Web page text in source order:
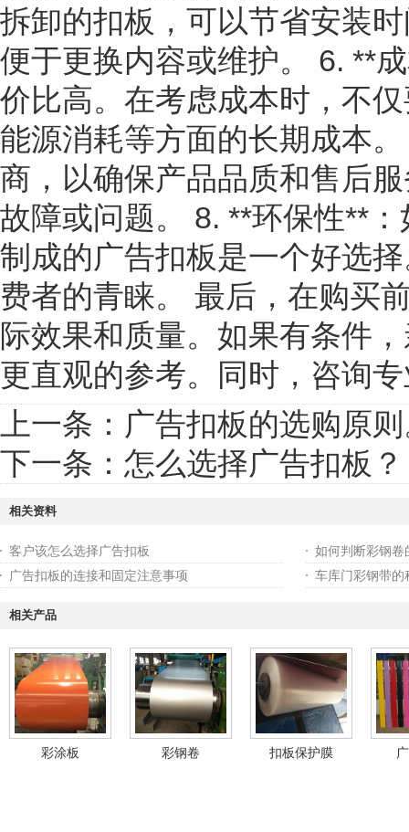
拆卸的扣板，可以节省安装
便于更换内容或维护。 6. **
价比高。在考虑成本时，不
能源消耗等方面的长期成本
商，以确保产品品质和售后
故障或问题。 8. **环保性**
制成的广告扣板是一个好选
费者的青睐。 最后，在购买
际效果和质量。如果有条件
更直观的参考。同时，咨询
上一条： 广告扣板的选购原
下一条： 怎么选择广告扣板？
相关资料
客户该怎么选择广告扣板
如何判断彩钢卷
广告扣板的连接和固定注意事项
车库门彩钢带的
相关产品
彩涂板 彩钢卷 扣板保护膜